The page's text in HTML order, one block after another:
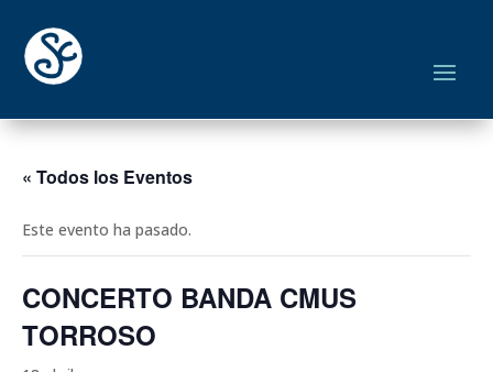
« Todos los Eventos
Este evento ha pasado.
CONCERTO BANDA CMUS
TORROSO